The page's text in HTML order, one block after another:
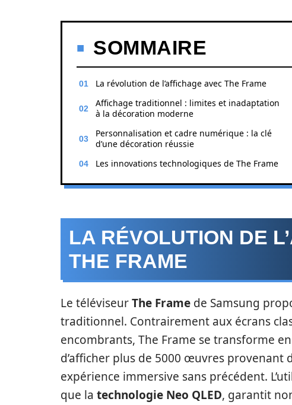
SOMMAIRE
La révolution de l’affichage avec The Frame
Affichage traditionnel : limites et inadaptation
à la décoration moderne
Personnalisation et cadre numérique : la clé
d’une décoration réussie
Les innovations technologiques de The Frame
LA RÉVOLUTION DE
THE FRAME
Le téléviseurThe Frame de Samsung
traditionnel. Contrairement aux écrans
encombrants, The Frame se transforme
d’afficher plus de 5000 œuvres provenant
expérience immersive sans précédent.
que la technologie Neo QLED, garantit